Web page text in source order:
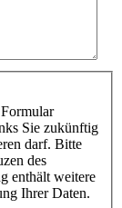
Sie zukünftig
darf. Bitte
des
enthält weitere
Ihrer Daten.